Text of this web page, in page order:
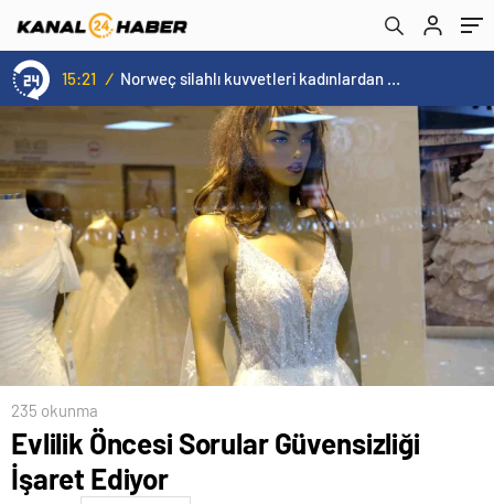
15:21 / Norweç silahlı kuvvetleri kadınlardan oluşan özel kuvvetler eğitimlerini başlattı.
235 okunma
Evlilik Öncesi Sorular Güvensizliği
İşaret Ediyor